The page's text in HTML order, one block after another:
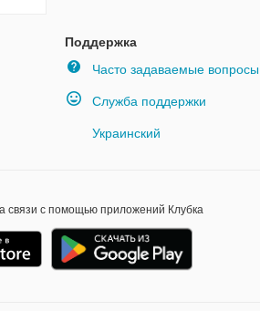
Поддержка
Часто задаваемые вопросы
Служба поддержки
Украинский
связи с помощью приложений Клубка